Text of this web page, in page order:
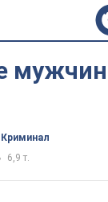
Криминал
6,9 т.